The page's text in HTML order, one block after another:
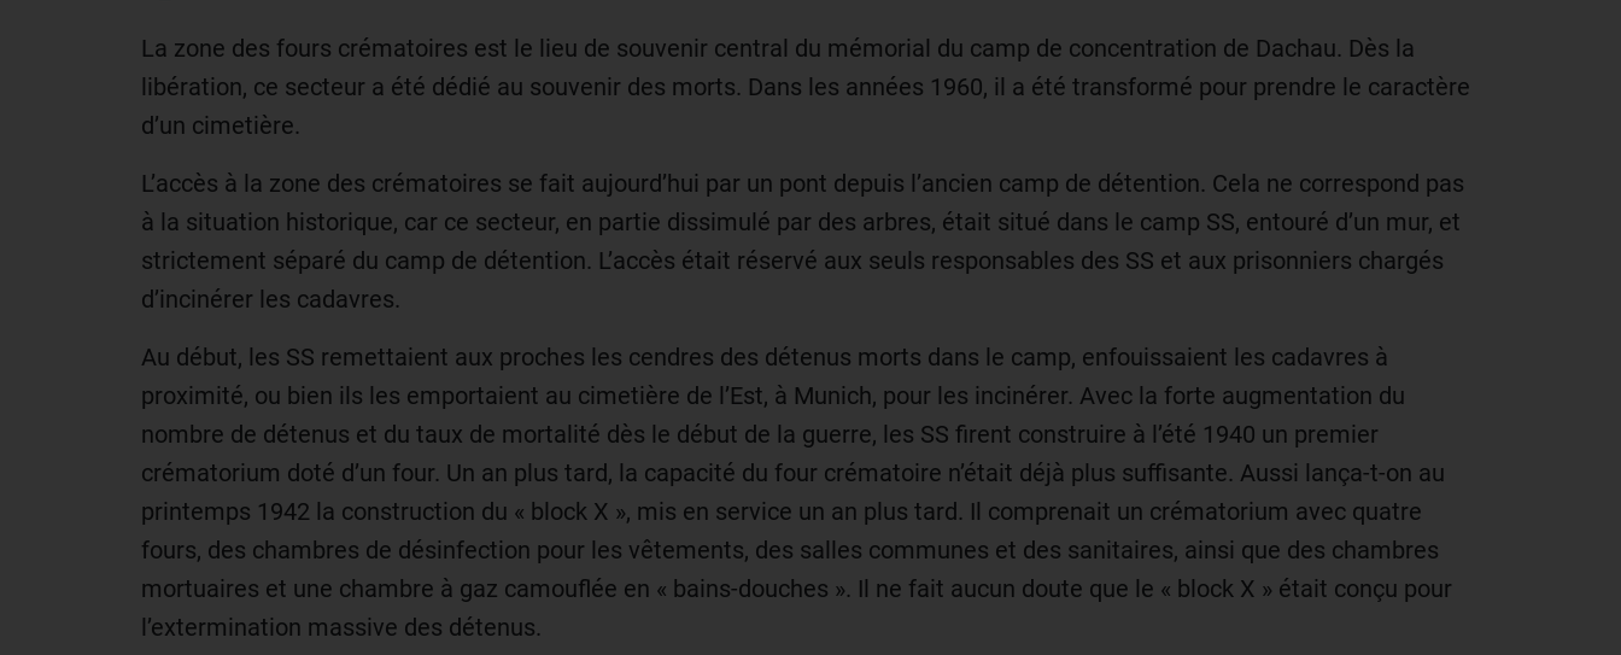
La zone des fours crématoires est le lieu de souvenir central du mémorial du camp de concentration de Dachau. Dès la
libération, ce secteur a été dédié au souvenir des morts. Dans les années 1960, il a été transformé pour prendre le caractère
d’un cimetière.
L’accès à la zone des crématoires se fait aujourd’hui par un pont depuis l’ancien camp de détention. Cela ne correspond pas
à la situation historique, car ce secteur, en partie dissimulé par des arbres, était situé dans le camp SS, entouré d’un mur, et
strictement séparé du camp de détention. L’accès était réservé aux seuls responsables des SS et aux prisonniers chargés
d’incinérer les cadavres.
Au début, les SS remettaient aux proches les cendres des détenus morts dans le camp, enfouissaient les cadavres à
proximité, ou bien ils les emportaient au cimetière de l’Est, à Munich, pour les incinérer. Avec la forte augmentation du
nombre de détenus et du taux de mortalité dès le début de la guerre, les SS firent construire à l’été 1940 un premier
crématorium doté d’un four. Un an plus tard, la capacité du four crématoire n’était déjà plus suffisante. Aussi lança-t-on au
printemps 1942 la construction du « block X », mis en service un an plus tard. Il comprenait un crématorium avec quatre
fours, des chambres de désinfection pour les vêtements, des salles communes et des sanitaires, ainsi que des chambres
mortuaires et une chambre à gaz camouflée en « bains-douches ». Il ne fait aucun doute que le « block X » était conçu pour
l’extermination massive des détenus.